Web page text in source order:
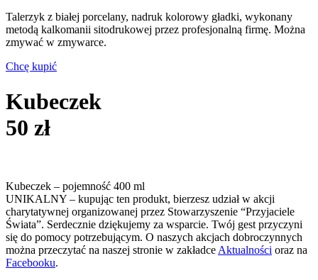
Talerzyk z białej porcelany, nadruk kolorowy gładki, wykonany
metodą kalkomanii sitodrukowej przez profesjonalną firmę. Można
zmywać w zmywarce.
Chcę kupić
Kubeczek
50 zł
Kubeczek – pojemność 400 ml
UNIKALNY – kupując ten produkt, bierzesz udział w akcji
charytatywnej organizowanej przez Stowarzyszenie “Przyjaciele
Świata”. Serdecznie dziękujemy za wsparcie. Twój gest przyczyni
się do pomocy potrzebującym. O naszych akcjach dobroczynnych
można przeczytać na naszej stronie w zakładce Aktualności oraz na
Facebooku.